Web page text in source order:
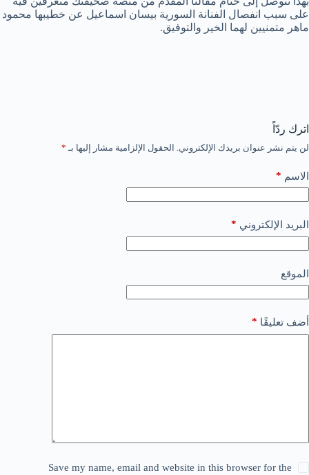
على سبب انفصال الفنانة السورية بيسان اسماعيل عن خطيبها محمود
ماهر متمنيين لهما الخير والتوفيق.
اترك ردّاً
لن يتم نشر عنوان بريدك الإلكتروني. الحقول الإلزامية مشار إليها بـ *
الاسم *
البريد الإلكتروني *
الموقع
أضف تعليقًا *
Save my name, email and website in this browser for the